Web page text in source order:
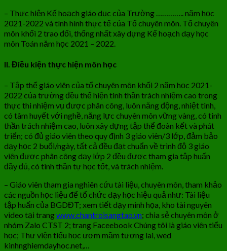
– Thực hiện Kế hoạch giáo dục của Trường ………….. năm học
2021-2022 và tình hình thực tế của Tổ chuyên môn. Tổ chuyên
môn khối 2 trao đổi, thống nhất xây dựng Kế hoạch dạy học
môn Toán năm học 2021 – 2022.
II. Điều kiện thực hiện môn học
– Tập thể giáo viên của tổ chuyên môn khối 2 năm học 2021-
2022 của trường đều thể hiện tinh thần trách nhiệm cao trong
thực thi nhiệm vụ được phân công, luôn năng động, nhiệt tình,
có tâm huyết với nghề, năng lực chuyên môn vững vàng, có tinh
thần trách nhiệm cao, luôn xây dựng tập thể đoàn kết và phát
triển; có đủ giáo viên theo quy định 3 giáo viên/3 lớp, đảm bảo
dạy học 2 buổi/ngày, tất cả đều đạt chuẩn về trình độ 3 giáo
viên được phân công dạy lớp 2 đều được tham gia tập huấn
đầy đủ, có tinh thần tự học tốt, và trách nhiệm.
– Giáo viên tham gia nghiên cứu tài liệu, chuyên môn, tham khảo
các nguồn học liệu để tổ chức dạy học hiệu quả như: Tài liệu
tập huấn của BGDĐT; xem tiết dạy minh họa, kho tài nguyên
video tại trangwww.chantroisangtao.vn; chia sẻ chuyên môn ở
nhóm Zalo CTST 2; trang Faceebook Chúng tôi là giáo viên tiểu
học; Thư viện tiểu học ươm mầm tương lai, wed
kinhnghiemdayhoc.net,…